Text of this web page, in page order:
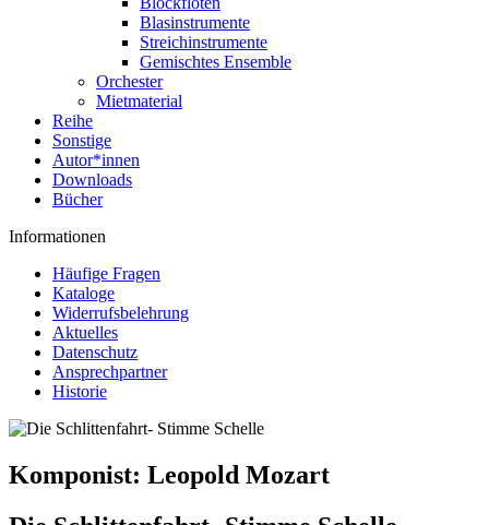
Blasinstrumente
Streichinstrumente
Gemischtes Ensemble
Orchester
Mietmaterial
Reihe
Sonstige
Autor*innen
Downloads
Bücher
Informationen
Häufige Fragen
Kataloge
Widerrufsbelehrung
Aktuelles
Datenschutz
Ansprechpartner
Historie
Komponist: Leopold Mozart